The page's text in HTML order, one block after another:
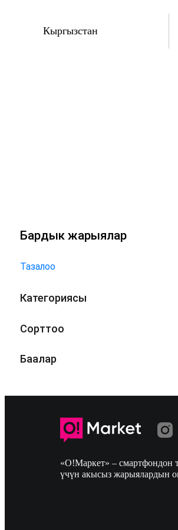
Кыргызстан
Бардык жарыялар
Тазалоо
Категориясы
Сорттоо
Баалар
«О!Маркет» – смартфондон
үчүн акысыз жарыялардын